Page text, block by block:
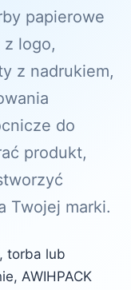
papierowe
z logo,
z nadrukiem,
do
produkt,
Twojej marki.
torba lub
AWIHPACK